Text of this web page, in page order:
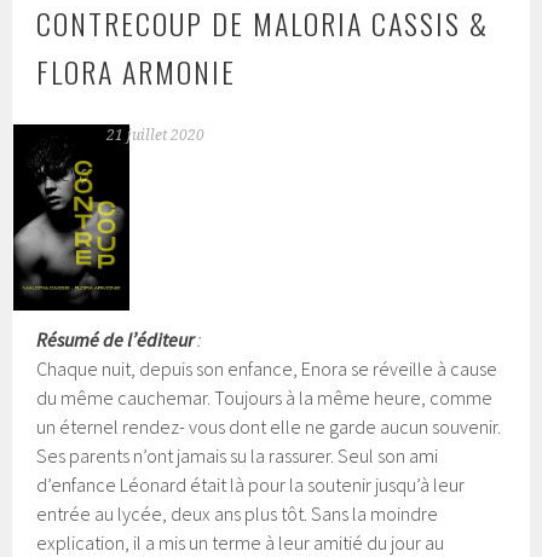
CONTRECOUP DE MALORIA CASSIS &
FLORA ARMONIE
21 juillet 2020
Résumé de l’éditeur:
Chaque nuit, depuis son enfance, Enora se réveille à cause
du même cauchemar. Toujours à la même heure, comme
un éternel rendez- vous dont elle ne garde aucun souvenir.
Ses parents n’ont jamais su la rassurer. Seul son ami
d’enfance Léonard était là pour la soutenir jusqu’à leur
entrée au lycée, deux ans plus tôt. Sans la moindre
explication, il a mis un terme à leur amitié du jour au